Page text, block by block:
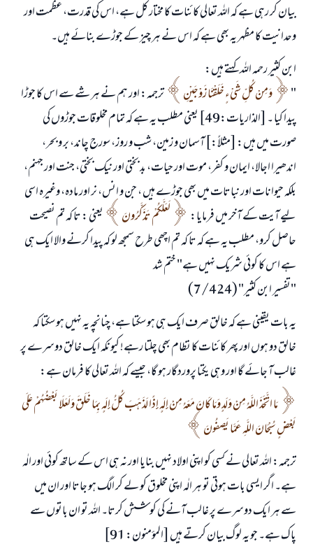
بیان کر رہی ہے کہ اللہ تعالی کائنات کا مختار کل ہے، اس کی قدرت، عظمت اور
وحدانیت کا مظہر یہ بھی ہے کہ اس نے ہر چیز کے جوڑے بنائے ہیں۔
ابن کثیر رحمہ اللہ کہتے ہیں:
"
وَمِنْ كُلِّ شَيْءٍ خَلَقْنَا زَوْجَيْنِ
ترجمہ: اور ہم نے ہر شے سے اس کا جوڑا
پیدا کیا ۔ [الذاريات:49] یعنی مطلب یہ ہے کہ تمام مخلوقات جوڑوں کی
صورت میں ہیں: [مثلاً:] آسمان و زمین، شب و روز، سورج چاند، بر و بحر،
اندھیرا اجالا، ایمان و کفر، موت اور حیات، بد بختی اور نیک بختی، جنت اور جہنم،
بلکہ حیوانات اور نباتات میں بھی جوڑے ہیں ، جن و انس، نر اور مادہ، وغیرہ اسی
لیے آیت کے آخر میں فرمایا:
لَعَلَّكُمْ تَذَكَّرُونَ
یعنی : تا کہ تم نصیحت
حاصل کرو، مطلب یہ ہے کہ تا کہ تم اچھی طرح سمجھ لو کہ پیدا کرنے والا ایک ہی
ہے اس کا کوئی شریک نہیں ہے" ختم شد
"تفسير ابن كثير" (7/424)
یہ بات یقینی ہے کہ خالق صرف ایک ہی ہو سکتا ہے، چنانچہ یہ نہیں ہو سکتا کہ
خالق دو ہوں اور پھر کائنات کا نظام بھی چلتا رہے! کیونکہ ایک خالق دوسرے پر
غالب آ جائے گا اور وہی یکتا پروردگار ہو گا، جیسے کہ اللہ تعالی کا فرمان ہے:
مَا اتَّخَذَ اللَّهُ مِنْ وَلَدٍ وَمَا كَانَ مَعَهُ مِنْ إِلَهٍ إِذًا لَذَهَبَ كُلُّ إِلَهٍ بِمَا خَلَقَ وَلَعَلَا بَعْضُهُمْ عَلَى
بَعْضٍ سُبْحَانَ اللَّهِ عَمَّا يَصِفُونَ
ترجمہ: اللہ تعالی نے کسی کو اپنی اولاد نہیں بنایا اور نہ ہی اس کے ساتھ کوئی اور الٰہ
ہے۔ اگر ایسی بات ہوتی تو ہر الٰہ اپنی مخلوق کو لے کر الگ ہو جاتا اور ان میں
سے ہر ایک دوسرے پر غالب آنے کی کوشش کرتا۔ اللہ تو ان باتوں سے
پاک ہے۔ جو یہ لوگ بیان کرتے ہیں [المؤمنون: 91]
(مسلم : 1893)
ابھی تعاون کریں